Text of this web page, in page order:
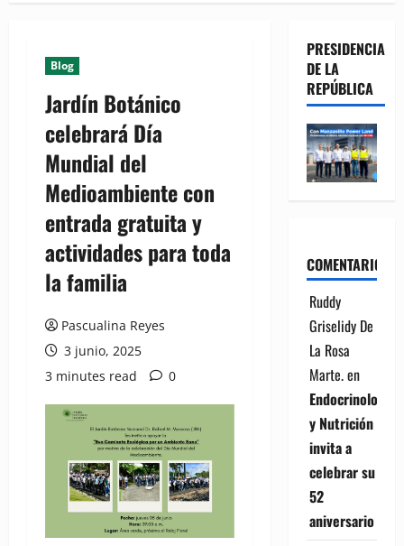
Blog
Jardín Botánico
celebrará Día
Mundial del
Medioambiente con
entrada gratuita y
actividades para toda
la familia
Pascualina Reyes
3 junio, 2025
3 minutes read
0
PRESIDENCIA
DE LA
REPÚBLICA
COMENTARIOS
Ruddy
Griselidy De
La Rosa
Marte.en
Endocrinología
y Nutrición
invita a
celebrar su
52
aniversario